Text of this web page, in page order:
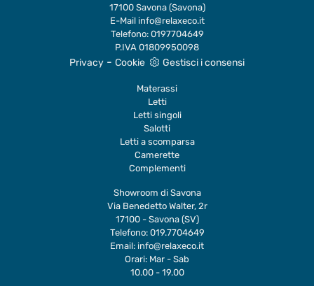
17100 Savona (Savona)
E-Mail info@relaxeco.it
Telefono: 0197704649
P.IVA 01809950098
Privacy - Cookie Gestisci i consensi
Materassi
Letti
Letti singoli
Salotti
Letti a scomparsa
Camerette
Complementi
Showroom di Savona
Via Benedetto Walter, 2r
17100 - Savona (SV)
Telefono: 019.7704649
Email: info@relaxeco.it
Orari: Mar - Sab
10.00 - 19.00